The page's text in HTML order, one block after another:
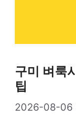
구미 벼룩
팁
2026-08-06